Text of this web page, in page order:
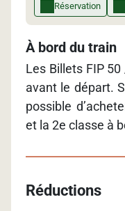
Réservation
À bord du train
Les Billets FIP
avant le départ.
possible
et la 2e classe à
Réductions